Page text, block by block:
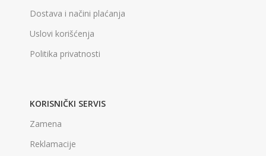
Dostava i načini plaćanja
Uslovi korišćenja
Politika privatnosti
KORISNIČKI SERVIS
Zamena
Reklamacije